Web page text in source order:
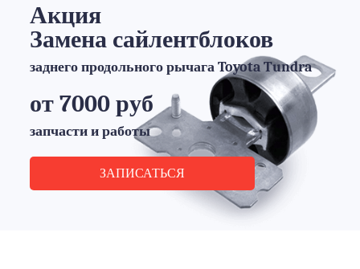
Акция
Замена сайлентблоков
заднего продольного рычага Toyota Tundra
от 7000 руб
запчасти и работы
ЗАПИСАТЬСЯ